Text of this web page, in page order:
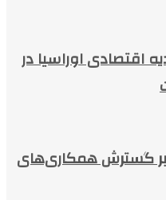
اقتصادی اوراسیا در
بر گسترش همکاری‌های